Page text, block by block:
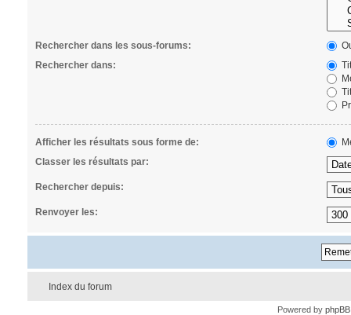
Rechercher dans les sous-forums:
Rechercher dans:
Afficher les résultats sous forme de:
Classer les résultats par:
Rechercher depuis:
Renvoyer les:
Index du forum
Powered by phpBB